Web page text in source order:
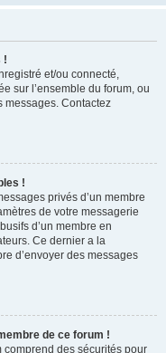
!
et/ou connecté,
sur l’ensemble du forum, ou
messages. Contactez
!
privés d’un membre
de votre messagerie
d’un membre en
Ce dernier a la
d’envoyer des messages
de ce forum !
des sécurités pour